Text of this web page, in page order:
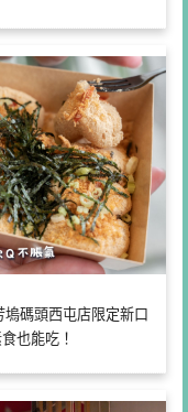
碼頭西屯店限定新口
也能吃！